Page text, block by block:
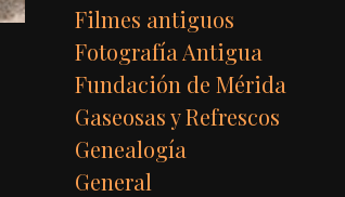
Filmes antiguos
Fotografía Antigua
Fundación de Mérida
Gaseosas y Refrescos
Genealogía
General